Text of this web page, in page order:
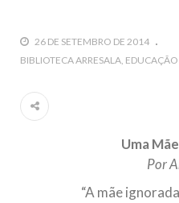
Em nome de Deus, O
Islâmico no Brasil parabeniza
no ano novo muçulmano de
10 DE NOVEMBRO DE 2013
Falecimento do
26 DE SETEMBRO DE 2014
BIBLIOTECA ARRESALA EDUCAÇÃO
Uma
Por
“A mãe